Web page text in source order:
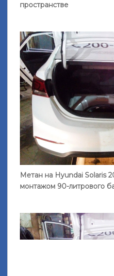
пространстве
Метан на Hyundai Solaris
монтажом 90-литрового